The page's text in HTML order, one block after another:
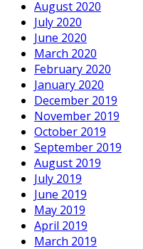
August 2020
July 2020
June 2020
March 2020
February 2020
January 2020
December 2019
November 2019
October 2019
September 2019
August 2019
July 2019
June 2019
May 2019
April 2019
March 2019